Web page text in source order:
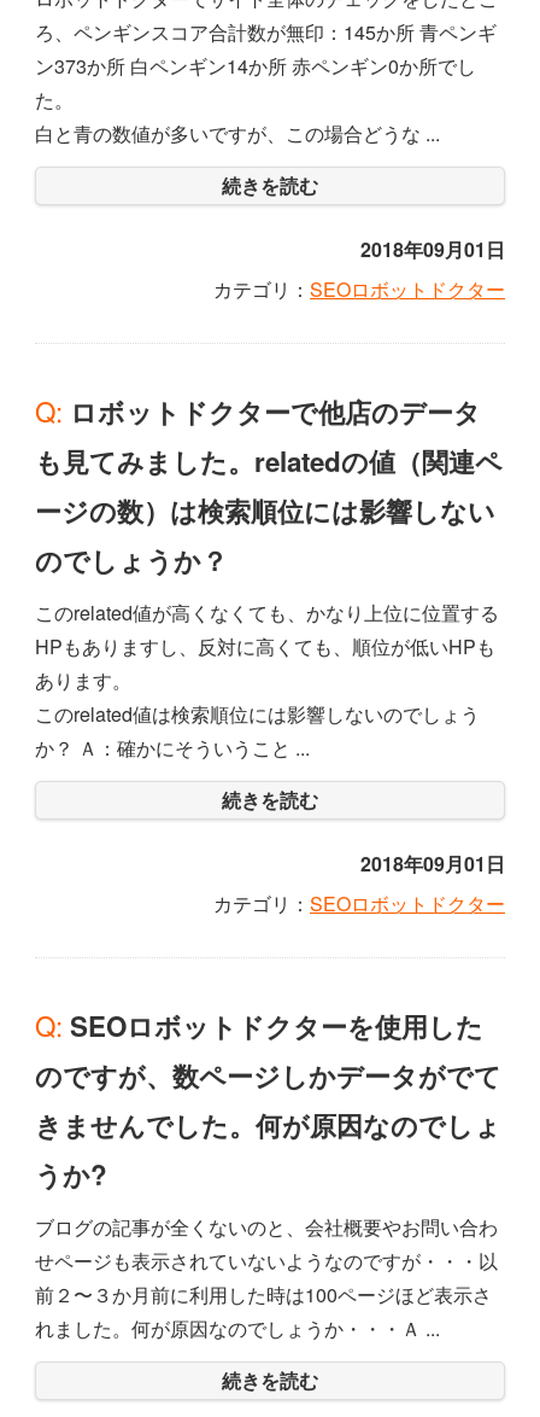
ろ、ペンギンスコア合計数が無印：145か所 青ペンギ
ン373か所 白ペンギン14か所 赤ペンギン0か所でし
た。
白と青の数値が多いですが、この場合どうな ...
続きを読む
2018年09月01日
カテゴリ： SEOロボットドクター
Q: ロボットドクターで他店のデータ
も見てみました。relatedの値（関連ペ
ージの数）は検索順位には影響しない
のでしょうか？
このrelated値が高くなくても、かなり上位に位置する
HPもありますし、反対に高くても、順位が低いHPも
あります。
このrelated値は検索順位には影響しないのでしょう
か？ Ａ：確かにそういうこと ...
続きを読む
2018年09月01日
カテゴリ： SEOロボットドクター
Q: SEOロボットドクターを使用した
のですが、数ページしかデータがでて
きませんでした。何が原因なのでしょ
うか?
ブログの記事が全くないのと、会社概要やお問い合わ
せページも表示されていないようなのですが・・・以
前２〜３か月前に利用した時は100ページほど表示さ
れました。何が原因なのでしょうか・・・Ａ ...
続きを読む